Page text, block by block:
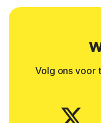
Volg ons voor